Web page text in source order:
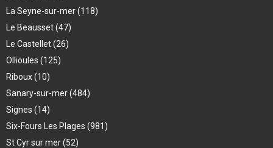
La Seyne-sur-mer(118)
Le Beausset(47)
Le Castellet(26)
Ollioules (125)
Riboux(10)
Sanary-sur-mer(484)
Signes (14)
Six-Fours Les Plages (981)
St Cyr sur mer(52)